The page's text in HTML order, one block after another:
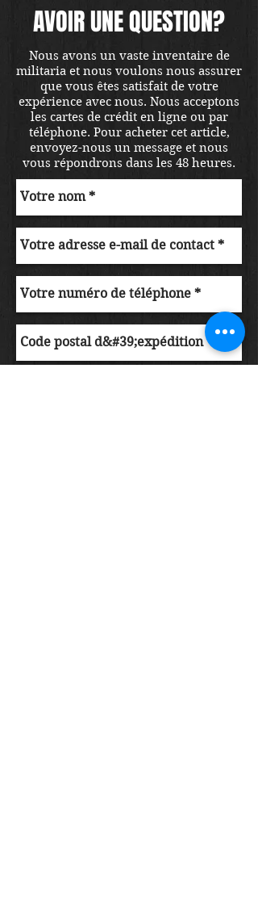
AVOIR UNE QUESTION?
Nous avons un vaste inventaire de
militaria et nous voulons nous assurer
que vous êtes satisfait de votre
expérience avec nous. Nous acceptons
les cartes de crédit en ligne ou par
téléphone. Pour acheter cet article,
envoyez-nous un message et nous
vous répondrons dans les 48 heures.